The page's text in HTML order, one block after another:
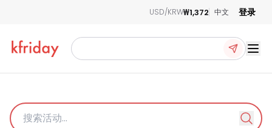
USD/KRW₩1,372 中文 登录